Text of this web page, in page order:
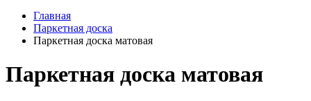
Главная
Паркетная доска
Паркетная доска матовая
Паркетная доска матовая